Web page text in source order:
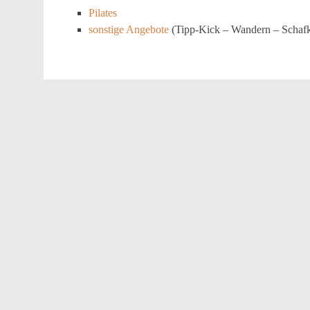
Pilates
sonstige Angebote (Tipp-Kick – Wandern –